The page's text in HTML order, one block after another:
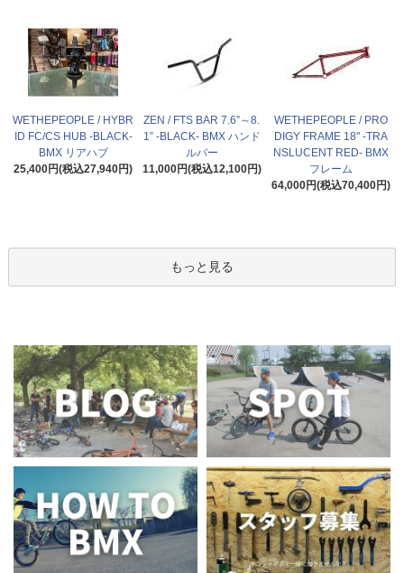
WETHEPEOPLE / HYBR
ID FC/CS HUB -BLACK-
BMX リアハブ
25,400円(税込27,940円)
ZEN / FTS BAR 7.6”～8.
1” -BLACK- BMX ハンド
ルバー
11,000円(税込12,100円)
WETHEPEOPLE / PRO
DIGY FRAME 18" -TRA
NSLUCENT RED- BMX
フレーム
64,000円(税込70,400円)
もっと見る